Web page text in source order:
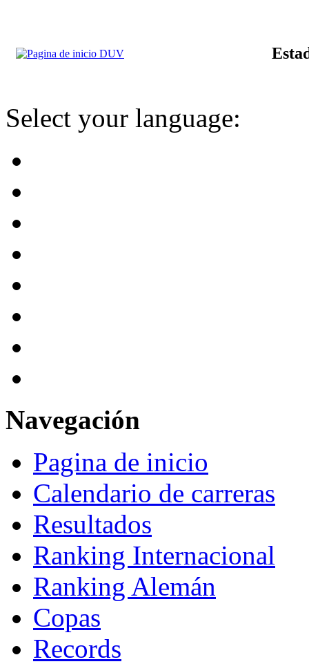
Select your language:
Navegación
Pagina de inicio
Calendario de carreras
Resultados
Ranking Internacional
Ranking Alemán
Copas
Records